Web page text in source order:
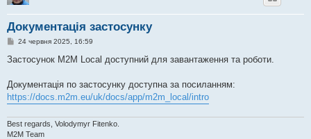
Документація застосунку
П
в
о
л
н
н
я
24 червня 2025, 16:59
Застосунок M2M Local доступний для завантаження та роботи.
Документація по застосунку доступна за посиланням:
https://docs.m2m.eu/uk/docs/app/m2m_local/intro
Best regards, Volodymyr Fitenko.
M2M Team